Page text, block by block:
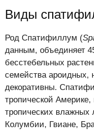
Виды
Род Спатифиллум (
данным, объединяет
бесстебельных
семейства ароидных,
декоративны.
тропической
тропических влажных
Колумбии, Гвиане,